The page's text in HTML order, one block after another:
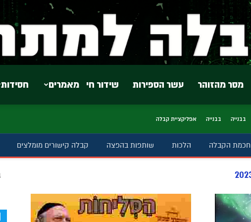
חסידות מאמרים שידור חי עשר הספירות מסר מהזוהר
בבנייה בבנייה אפליקציית קבלה
חכמת הקבלה הלכות שותפות בהפצה קבלה קישורים מומלצים